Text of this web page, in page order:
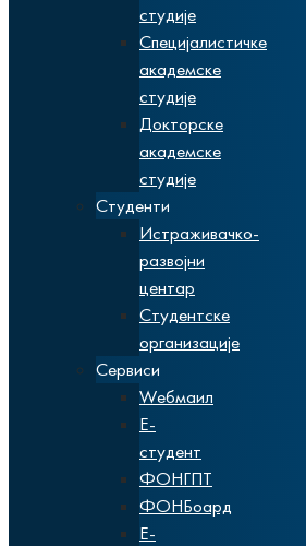
студије
Специјалистичке
академске
студије
Докторске
академске
студије
Студенти
Истраживачко-
развојни
центар
Студентске
организације
Сервиси
Wебмаил
Е-
студент
ФОНГПТ
ФОНБоард
Е-